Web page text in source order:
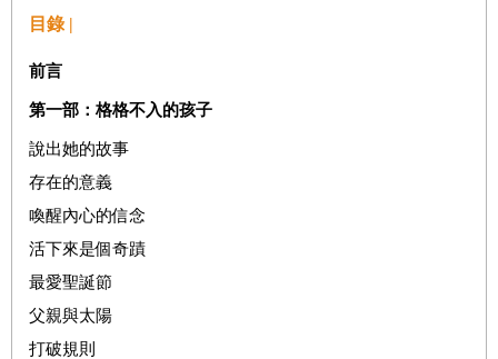
目錄 |
前言
第一部：格格不入的孩子
說出她的故事
存在的意義
喚醒內心的信念
活下來是個奇蹟
最愛聖誕節
父親與太陽
打破規則